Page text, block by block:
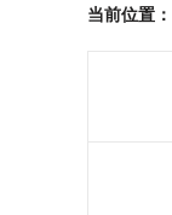
当前位置：